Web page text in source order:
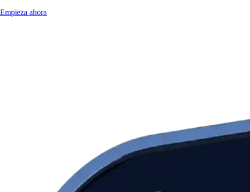
Empieza ahora